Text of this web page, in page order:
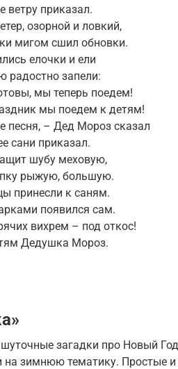
ветру приказал.
озорной и ловкий,
мигом сшил обновки.
елочки и ели
радостно запели:
мы теперь поедем!
мы поедем к детям!
песня, – Дед Мороз сказал
сани приказал.
шубу меховую,
рыжую, большую.
принесли к саням.
появился сам.
вихрем – под откос!
Дедушка Мороз.
загадки про Новый
на зимнюю тематику. Простые